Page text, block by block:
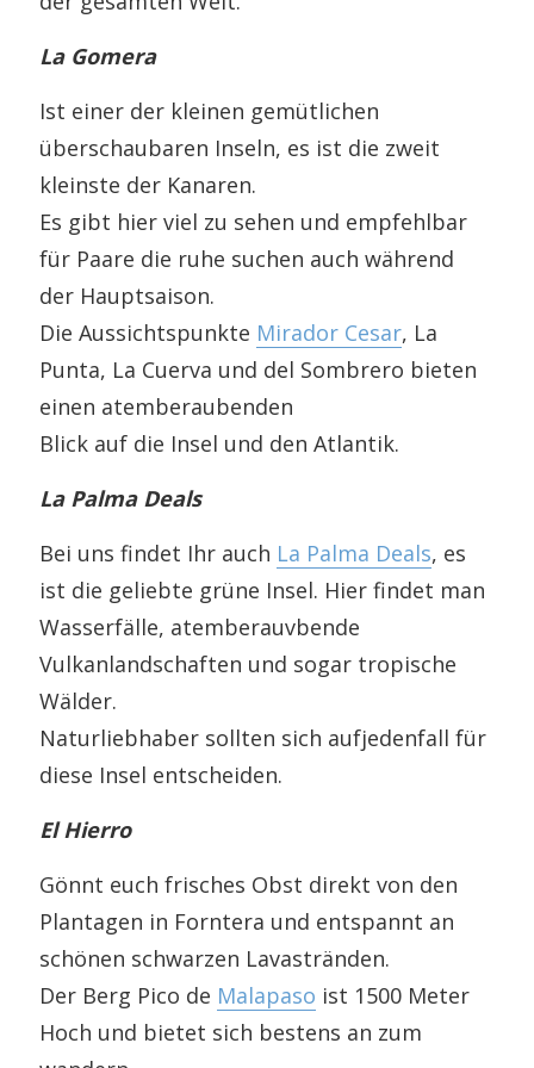
La Gomera
Ist einer der kleinen gemütlichen
überschaubaren Inseln, es ist die zweit
kleinste der Kanaren.
Es gibt hier viel zu sehen und empfehlbar
für Paare die ruhe suchen auch während
der Hauptsaison.
Die Aussichtspunkte Mirador Cesar, La
Punta, La Cuerva und del Sombrero bieten
einen atemberaubenden
Blick auf die Insel und den Atlantik.
La Palma Deals
Bei uns findet Ihr auch La Palma Deals, es
ist die geliebte grüne Insel. Hier findet man
Wasserfälle, atemberauvbende
Vulkanlandschaften und sogar tropische
Wälder.
Naturliebhaber sollten sich aufjedenfall für
diese Insel entscheiden.
El Hierro
Gönnt euch frisches Obst direkt von den
Plantagen in Forntera und entspannt an
schönen schwarzen Lavastränden.
Der Berg Pico de Malapaso ist 1500 Meter
Hoch und bietet sich bestens an zum